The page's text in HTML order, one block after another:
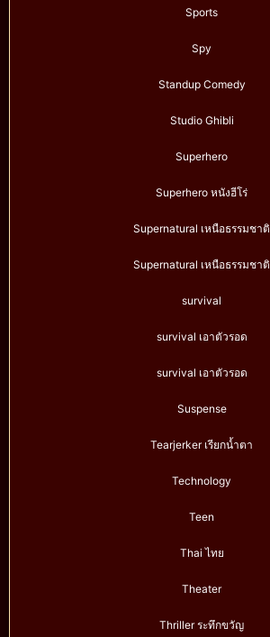
Sports
Spy
Standup Comedy
Studio Ghibli
Superhero
Superhero หนังฮีโร่
Supernatural เหนือธรรมชาติ
Supernatural เหนือธรรมชาติ
survival
survival เอาตัวรอด
survival เอาตัวรอด
Suspense
Tearjerker เรียกน้ำตา
Technology
Teen
Thai ไทย
Theater
Thriller ระทึกขวัญ